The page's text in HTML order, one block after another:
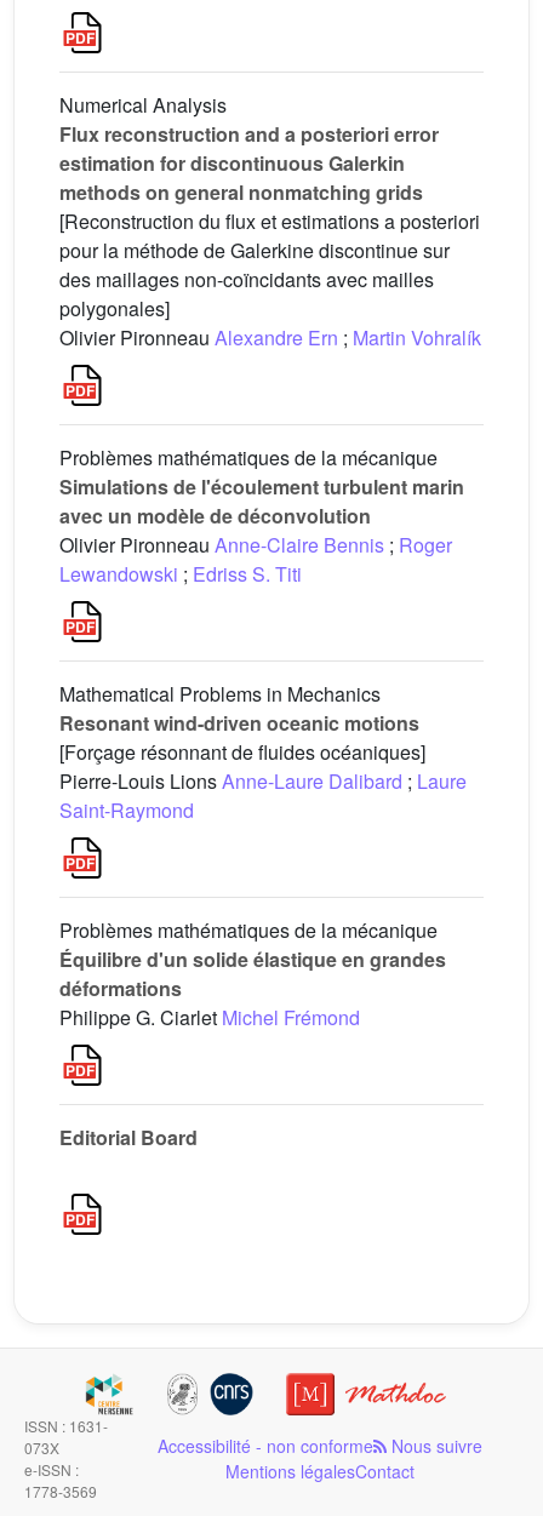
Numerical Analysis
Flux reconstruction and a posteriori error
estimation for discontinuous Galerkin
methods on general nonmatching grids
[Reconstruction du flux et estimations a posteriori
pour la méthode de Galerkine discontinue sur
des maillages non-coïncidants avec mailles
polygonales]
Olivier Pironneau Alexandre Ern ; Martin Vohralík
Problèmes mathématiques de la mécanique
Simulations de l'écoulement turbulent marin
avec un modèle de déconvolution
Olivier Pironneau Anne-Claire Bennis ; Roger
Lewandowski ; Edriss S. Titi
Mathematical Problems in Mechanics
Resonant wind-driven oceanic motions
[Forçage résonnant de fluides océaniques]
Pierre-Louis LionsAnne-Laure Dalibard ; Laure
Saint-Raymond
Problèmes mathématiques de la mécanique
Équilibre d'un solide élastique en grandes
déformations
Philippe G. Ciarlet Michel Frémond
Editorial Board
ISSN : 1631-
073X
e-ISSN :
1778-3569
Accessibilité - non conforme Nous suivre
Mentions légalesContact